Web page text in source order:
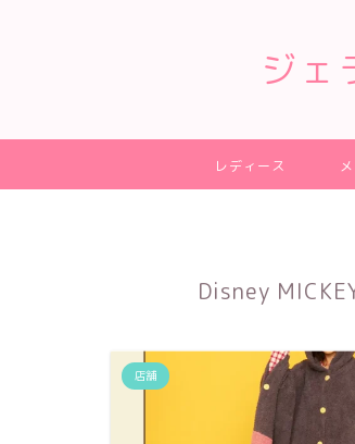
ジェ
レディース
Disney
店舗